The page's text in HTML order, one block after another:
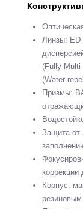
Линзы: ED
(Fully Multi
(Water
Призмы:
Защита от
коррекции
Корпус: